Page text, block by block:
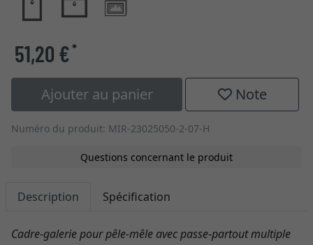
51,20 €*
Ajouter au panier Note
Numéro du produit: MIR-23025050-2-07-H
Questions concernant le produit
Description Spécification
Cadre-galerie pour pêle-mêle avec passe-partout multiple